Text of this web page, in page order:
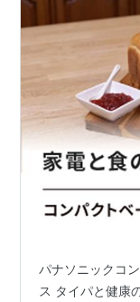
パナソニックコ
ス タイパと健康